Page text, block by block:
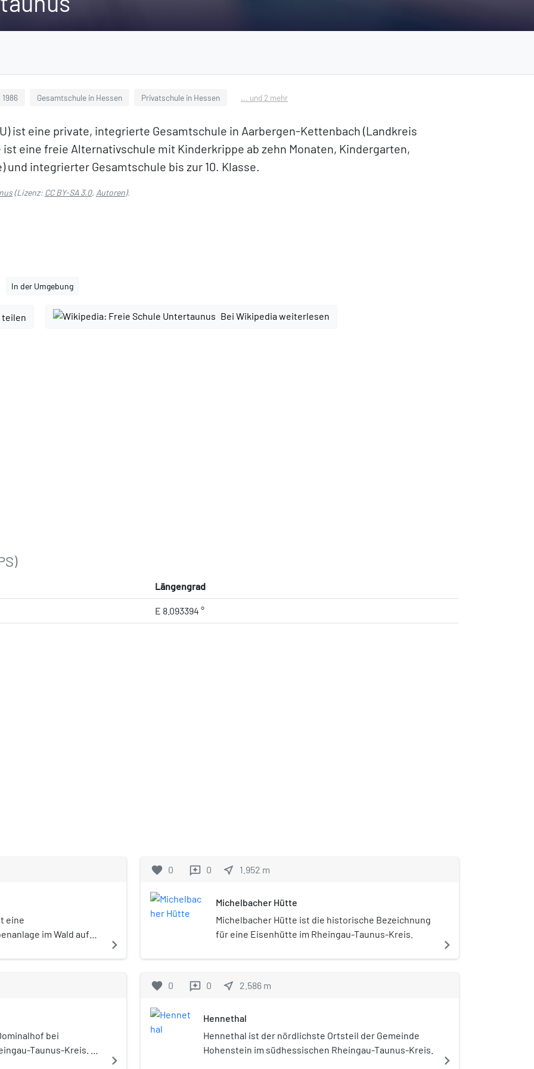
Gesamtschule in Hessen Privatschule in Hessen ... und 2 mehr
ist eine private, integrierte Gesamtschule in Aarbergen-Kettenbach (Landkreis
eine freie Alternativschule mit Kinderkrippe ab zehn Monaten, Kindergarten,
integrierter Gesamtschule bis zur 10. Klasse.
(Lizenz: CC BY-SA 3.0, Autoren).
In der Umgebung
teilen Bei Wikipedia weiterlesen
Längengrad
E 8.093394 °
eine
im Wald auf
Kreis. Sie diente
navigate_next
bei
Taunus-Kreis. Es
navigate_next
favorite 0 reviews 0 near_me 1.952 m
Michelbacher Hütte
Michelbacher Hütte ist die historische Bezeichnung
für eine Eisenhütte im Rheingau-Taunus-Kreis.
navigate_next
favorite 0 reviews 0 near_me 2.586 m
Hennethal
Hennethal ist der nördlichste Ortsteil der Gemeinde
Hohenstein im südhessischen Rheingau-Taunus-Kreis.
navigate_next